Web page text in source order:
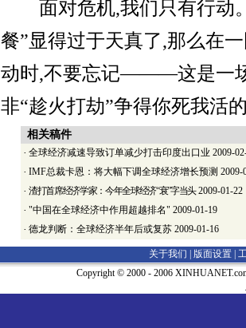
面对危机,我们只有行动
餐”显得过于天真了,那么在
动时,不要忘记———这是一
非“趁火打劫”争得你死我活
相关稿件
· 全球经济减速导致订单减少打击印度出口业 2009-
· IMF总裁卡恩：将大幅下调全球经济增长预测 2009-
· 渣打首席经济学家：今年全球经济“衰”字当头2009-01-22
· "中国在全球经济中作用超越排名" 2009-01-19
· 德龙判断：全球经济半年后或复苏 2009-01-16
关于我们 | 版面设置
Copyright © 2000 - 2006